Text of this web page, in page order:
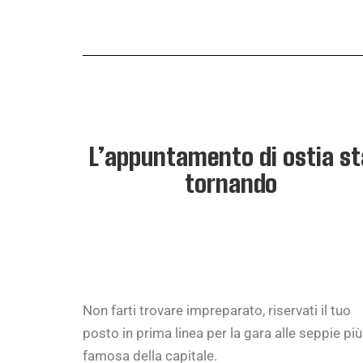
L’appuntamento di ostia
tornando
Non farti trovare impreparato, riservati il tuo
posto in prima linea per la gara alle seppie più
famosa della capitale.